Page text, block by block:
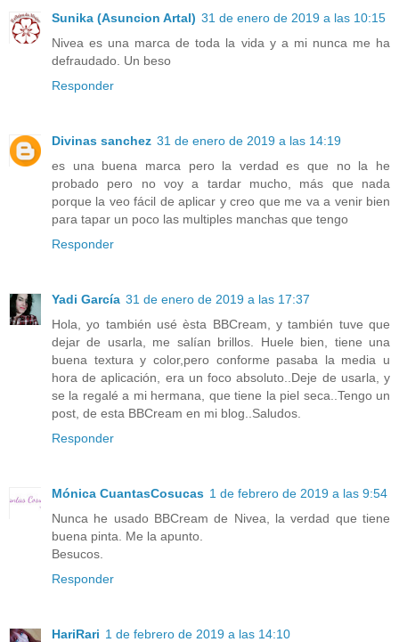
Sunika (Asuncion Artal) 31 de enero de 2019 a las 10:15
Nivea es una marca de toda la vida y a mi nunca me ha
defraudado. Un beso
Responder
Divinas sanchez 31 de enero de 2019 a las 14:19
es una buena marca pero la verdad es que no la he
probado pero no voy a tardar mucho, más que nada
porque la veo fácil de aplicar y creo que me va a venir bien
para tapar un poco las multiples manchas que tengo
Responder
Yadi García 31 de enero de 2019 a las 17:37
Hola, yo también usé èsta BBCream, y también tuve que
dejar de usarla, me salían brillos. Huele bien, tiene una
buena textura y color,pero conforme pasaba la media u
hora de aplicación, era un foco absoluto..Deje de usarla, y
se la regalé a mi hermana, que tiene la piel seca..Tengo un
post, de esta BBCream en mi blog..Saludos.
Responder
Mónica CuantasCosucas 1 de febrero de 2019 a las 9:54
Nunca he usado BBCream de Nivea, la verdad que tiene
buena pinta. Me la apunto.
Besucos.
Responder
HariRari 1 de febrero de 2019 a las 14:10